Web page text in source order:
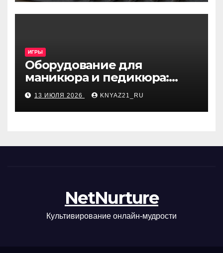
ИГРЫ
Оборудование для
маникюра и педикюра:
виды и критерии выбора
13 ИЮЛЯ 2026 KNYAZ21_RU
NetNurture
Культивирование онлайн-мудрости